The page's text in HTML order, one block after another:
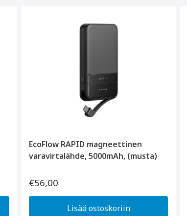
EcoFlow RAPID magneettinen
varavirtalähde, 5000mAh, (musta)
€56,00
Lisää ostoskoriin